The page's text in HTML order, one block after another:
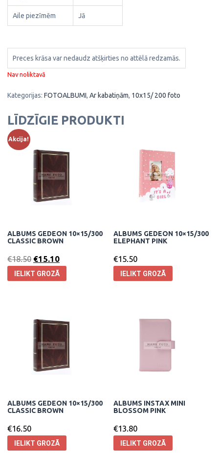
Aile piezīmēm Jā
Preces krāsa var nedaudz atšķirties no attēlā redzamās.
Nav noliktavā
Kategorijas: FOTOALBUMI, Ar kabatiņām, 10x15/ 200 foto
LĪDZĪGIE PRODUKTI
Akcija!
ALBUMS GEDEON 10×15/300
CLASSIC BROWN
€18.50 €15.10
IELIKT GROZĀ
ALBUMS GEDEON 10×15/300
ELEPHANT PINK
€15.50
IELIKT GROZĀ
ALBUMS GEDEON 10×15/300
CLASSIC BROWN
€16.50
IELIKT GROZĀ
ALBUMS INSTAX MINI
BLOSSOM PINK
€13.80
IELIKT GROZĀ